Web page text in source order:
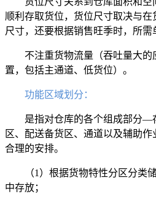
顺利存取货位，货位尺寸取决与
尺寸，还要根据销售旺季时，所需
不注重货物流量（吞吐量大
置，包括主通道、低货位）。
功能区域划分：
是指对仓库的各个组成部分—
区、配送备货区、通道以及辅助
合理的安排。
（1）根据货物特性分区分类
中存放；